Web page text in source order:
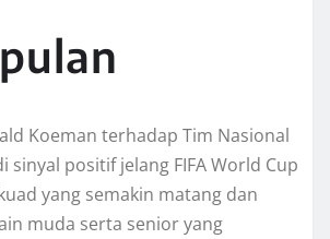
Koeman terhadap Tim Nasional
sinyal positif jelang FIFA World Cup
yang semakin matang dan
muda serta senior yang